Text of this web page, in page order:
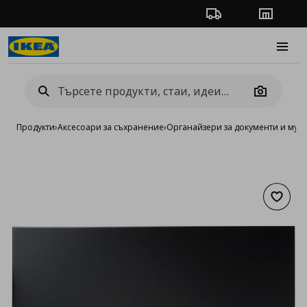
Проследяване на
Camera
Продукти›Аксесоари за съхранение›Органайзери за документи и